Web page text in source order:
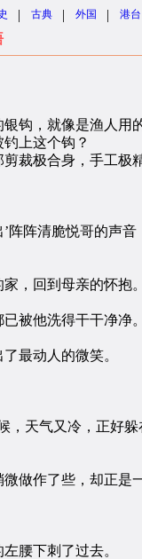
| 古典 | 外国 | 港台
钩，就像是渔人用的
上这个钩？
极合身，手工极
清脆悦哥的声音
，回到母亲的怀抱。
被他洗得干干净净。
最动人的微笑。
天气又冷，正好躲
作了些，却正是
腰下刺了过去。